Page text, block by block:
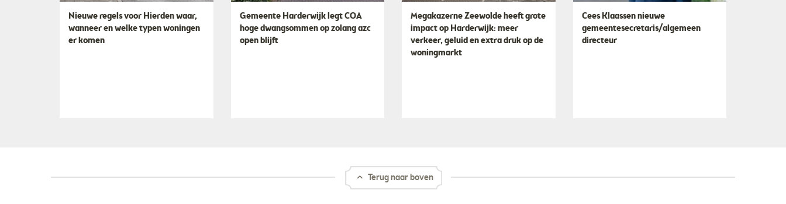
Nieuwe regels voor Hierden waar,
wanneer en welke typen woningen
er komen
Gemeente Harderwijk legt COA
hoge dwangsommen op zolang azc
open blijft
Megakazerne Zeewolde heeft grote
impact op Harderwijk: meer
verkeer, geluid en extra druk op de
woningmarkt
Cees Klaassen nieuwe
gemeentesecretaris/algemeen
directeur
Terug naar boven